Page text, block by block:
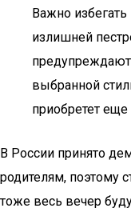
Важно
излишней
выбранной
приобретет
В России принято
родителям, поэтому
тоже весь вечер